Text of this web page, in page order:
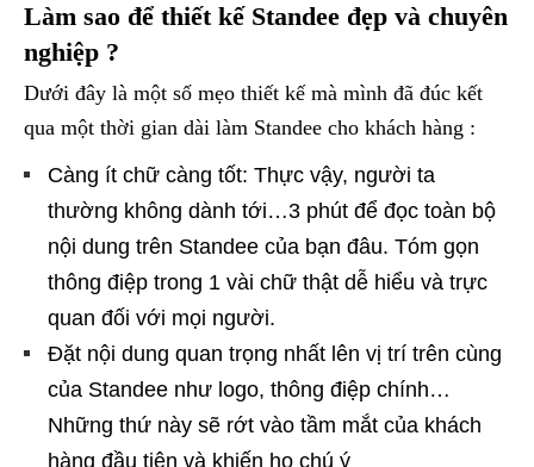
Làm sao để thiết kế Standee đẹp và chuyên
nghiệp ?
Dưới đây là một số mẹo thiết kế mà mình đã đúc kết
qua một thời gian dài làm Standee cho khách hàng :
Càng ít chữ càng tốt: Thực vậy, người ta
thường không dành tới…3 phút để đọc toàn bộ
nội dung trên Standee của bạn đâu. Tóm gọn
thông điệp trong 1 vài chữ thật dễ hiểu và trực
quan đối với mọi người.
Đặt nội dung quan trọng nhất lên vị trí trên cùng
của Standee như logo, thông điệp chính…
Những thứ này sẽ rớt vào tầm mắt của khách
hàng đầu tiên và khiến họ chú ý